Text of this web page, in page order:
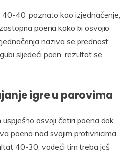
40, poznato kao izjednačenje,
poena kako bi osvojio
naziva se prednost.
sljedeći poen, rezultat se
igre u parovima
osvoji četiri poena dok
poena nad svojim protivnicima.
40-30, vodeći tim treba još